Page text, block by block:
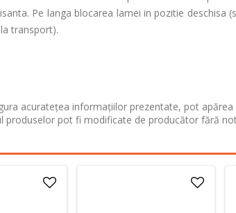
Pe langa blocarea lamei in pozitie deschisa
transport).
acuratețea informațiilor prezentate, pot
produselor pot fi modificate de producător fără